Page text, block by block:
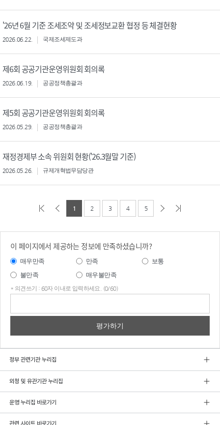
'26년 6월 기준 조세조약 및 조세정보교환 협정 등 체결현황
2026.06.22. 국제조세제도과
제6회 공공기관운영위원회 회의록
2026.06.19. 공공정책총괄과
제5회 공공기관운영위원회 회의록
2026.05.29. 공공정책총괄과
재정경제부 소속 위원회 현황('26.3월말 기준)
2026.05.26. 규제개혁법무담당관
1 2 3 4 5
이 페이지에서 제공하는 정보에 만족하셨습니까?
매우만족 만족
보통
불만족
매우불만족
* 의견쓰기 : 60자 이내로 입력하세요. (0/60)
정부 관련기관 누리집
외청 및 유관기관 누리집
운영 누리집 바로가기
관련 사이트 바로가기